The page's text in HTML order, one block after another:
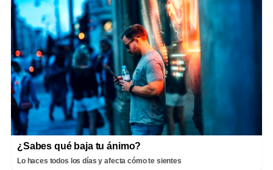
¿Sabes qué baja tu ánimo?
Lo haces todos los días y afecta cómo te sientes